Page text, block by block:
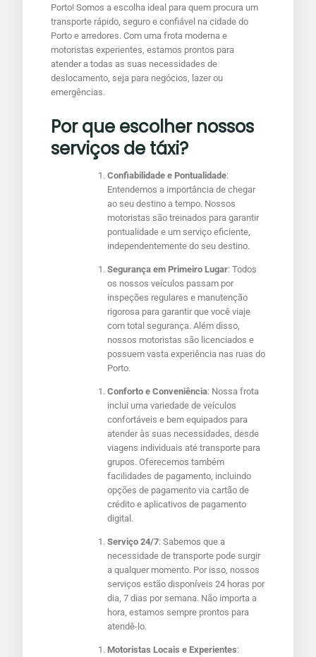
Porto! Somos a escolha ideal para quem procura um
transporte rápido, seguro e confiável na cidade do
Porto e arredores. Com uma frota moderna e
motoristas experientes, estamos prontos para
atender a todas as suas necessidades de
deslocamento, seja para negócios, lazer ou
emergências.
Por que escolher nossos
serviços de táxi?
Confiabilidade e Pontualidade:
Entendemos a importância de chegar
ao seu destino a tempo. Nossos
motoristas são treinados para garantir
pontualidade e um serviço eficiente,
independentemente do seu destino.
Segurança em Primeiro Lugar: Todos
os nossos veículos passam por
inspeções regulares e manutenção
rigorosa para garantir que você viaje
com total segurança. Além disso,
nossos motoristas são licenciados e
possuem vasta experiência nas ruas do
Porto.
Conforto e Conveniência: Nossa frota
inclui uma variedade de veículos
confortáveis e bem equipados para
atender às suas necessidades, desde
viagens individuais até transporte para
grupos. Oferecemos também
facilidades de pagamento, incluindo
opções de pagamento via cartão de
crédito e aplicativos de pagamento
digital.
Serviço 24/7: Sabemos que a
necessidade de transporte pode surgir
a qualquer momento. Por isso, nossos
serviços estão disponíveis 24 horas por
dia, 7 dias por semana. Não importa a
hora, estamos sempre prontos para
atendê-lo.
Motoristas Locais e Experientes: